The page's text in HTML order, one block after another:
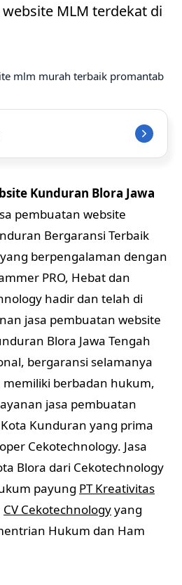
MLM terdekat di
Kunduran Blora Jawa
pembuatan website
Bergaransi Terbaik
berpengalaman dengan
PRO, Hebat dan
hadir dan telah di
jasa pembuatan website
Blora Jawa Tengah
bergaransi selamanya
berbadan hukum,
jasa pembuatan
Kunduran yang prima
Cekotechnology. Jasa
Blora dari Cekotechnology
payung PT Kreativitas
CV Cekotechnologyyang
Hukum dan Ham